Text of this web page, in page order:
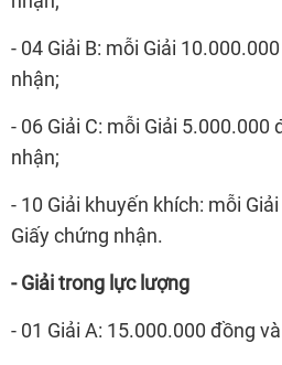
- 04 Giải B: mỗi Giải
nhận;
- 06 Giải C: mỗi Giải 5.000.000
nhận;
- 10 Giải khuyến khích: mỗi
Giấy chứng nhận.
- Giải trong lực lượng
- 01 Giải A: 15.000.000 đồng